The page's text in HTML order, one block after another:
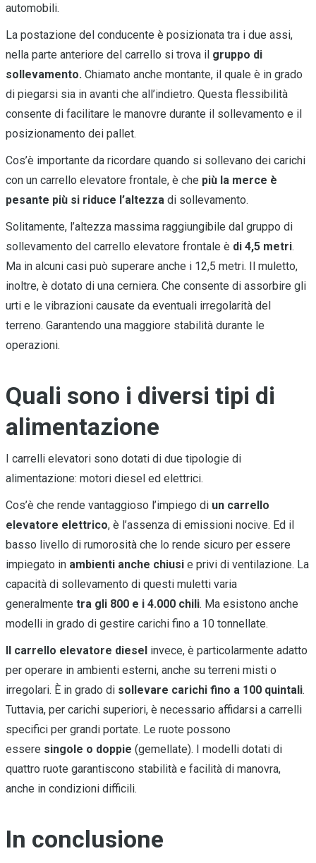
automobili.
La postazione del conducente è posizionata tra i due assi,
nella parte anteriore del carrello si trova il gruppo di
sollevamento. Chiamato anche montante, il quale è in grado
di piegarsi sia in avanti che all’indietro. Questa flessibilità
consente di facilitare le manovre durante il sollevamento e il
posizionamento dei pallet.
Cos’è importante da ricordare quando si sollevano dei carichi
con un carrello elevatore frontale, è che più la merce è
pesante più si riduce l’altezza di sollevamento.
Solitamente, l’altezza massima raggiungibile dal gruppo di
sollevamento del carrello elevatore frontale è di 4,5 metri.
Ma in alcuni casi può superare anche i 12,5 metri. Il muletto,
inoltre, è dotato di una cerniera. Che consente di assorbire gli
urti e le vibrazioni causate da eventuali irregolarità del
terreno. Garantendo una maggiore stabilità durante le
operazioni.
Quali sono i diversi tipi di
alimentazione
I carrelli elevatori sono dotati di due tipologie di
alimentazione: motori diesel ed elettrici.
Cos’è che rende vantaggioso l’impiego di un carrello
elevatore elettrico, è l’assenza di emissioni nocive. Ed il
basso livello di rumorosità che lo rende sicuro per essere
impiegato in ambienti anche chiusi e privi di ventilazione. La
capacità di sollevamento di questi muletti varia
generalmente tra gli 800 e i 4.000 chili. Ma esistono anche
modelli in grado di gestire carichi fino a 10 tonnellate.
Il carrello elevatore diesel invece, è particolarmente adatto
per operare in ambienti esterni, anche su terreni misti o
irregolari. È in grado di sollevare carichi fino a 100 quintali.
Tuttavia, per carichi superiori, è necessario affidarsi a carrelli
specifici per grandi portate. Le ruote possono
essere singole o doppie (gemellate). I modelli dotati di
quattro ruote garantiscono stabilità e facilità di manovra,
anche in condizioni difficili.
In conclusione